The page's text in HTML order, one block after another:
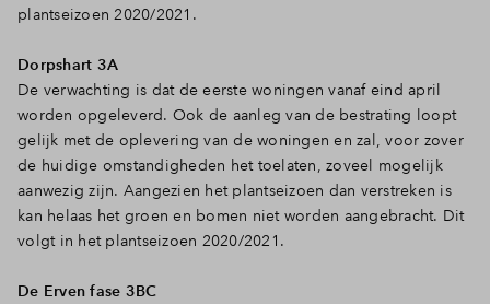
plantseizoen 2020/2021.
Dorpshart 3A
De verwachting is dat de eerste woningen vanaf eind april
worden opgeleverd. Ook de aanleg van de bestrating loopt
gelijk met de oplevering van de woningen en zal, voor zover
de huidige omstandigheden het toelaten, zoveel mogelijk
aanwezig zijn. Aangezien het plantseizoen dan verstreken is
kan helaas het groen en bomen niet worden aangebracht. Dit
volgt in het plantseizoen 2020/2021.
De Erven fase 3BC